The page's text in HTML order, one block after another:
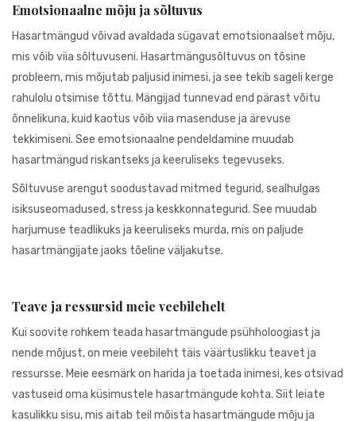
Emotsionaalne mõju ja sõltuvus
Hasartmängud võivad avaldada sügavat emotsionaalset mõju,
mis võib viia sõltuvuseni. Hasartmängusõltuvus on tõsine
probleem, mis mõjutab paljusid inimesi, ja see tekib sageli kerge
rahulolu otsimise tõttu. Mängijad tunnevad end pärast võitu
õnnelikuna, kuid kaotus võib viia masenduse ja ärevuse
tekkimiseni. See emotsionaalne pendeldamine muudab
hasartmängud riskantseks ja keeruliseks tegevuseks.
Sõltuvuse arengut soodustavad mitmed tegurid, sealhulgas
isiksuseomadused, stress ja keskkonnategurid. See muudab
harjumuse teadlikuks ja keeruliseks murda, mis on paljude
hasartmängijate jaoks tõeline väljakutse.
Teave ja ressursid meie veebilehelt
Kui soovite rohkem teada hasartmängude psühholoogiast ja
nende mõjust, on meie veebileht täis väärtuslikku teavet ja
ressursse. Meie eesmärk on harida ja toetada inimesi, kes otsivad
vastuseid oma küsimustele hasartmängude kohta. Siit leiate
kasulikku sisu, mis aitab teil mõista hasartmängude mõju ja